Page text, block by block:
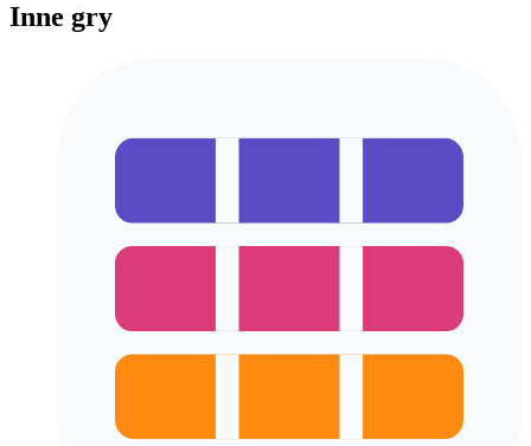
Inne gry